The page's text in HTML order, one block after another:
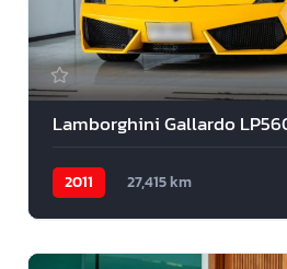
2011 27,415 km